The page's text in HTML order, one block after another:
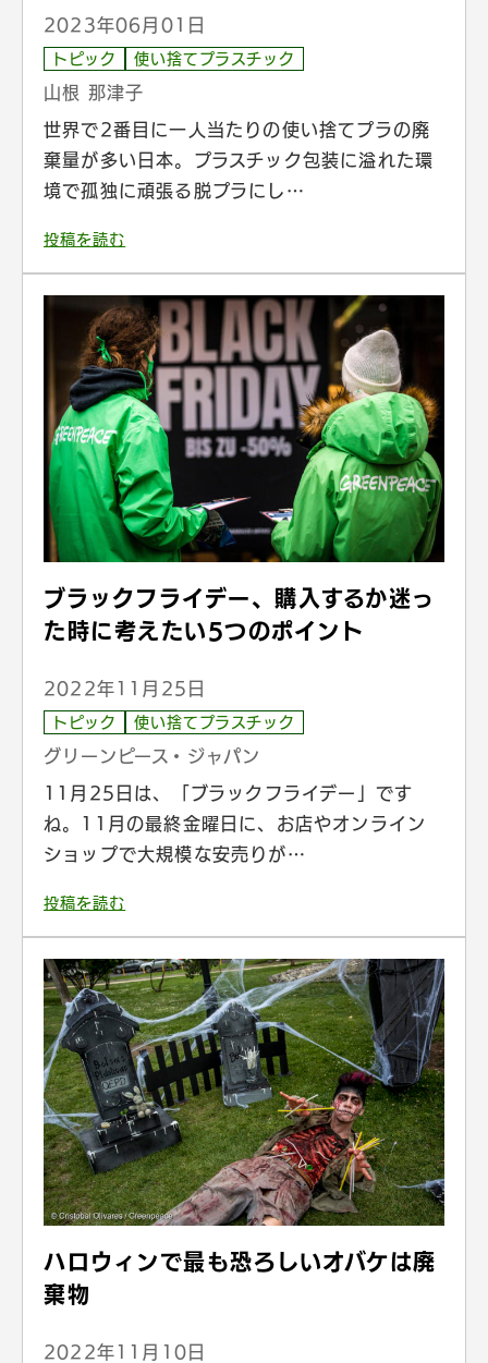
2023年06月01日
トピック 使い捨てプラスチック
山根 那津子
世界で2番目に一人当たりの使い捨てプラの廃
棄量が多い日本。プラスチック包装に溢れた環
境で孤独に頑張る脱プラにし…
投稿を読む
ブラックフライデー、購入するか迷っ
た時に考えたい5つのポイント
2022年11月25日
トピック 使い捨てプラスチック
グリーンピース・ジャパン
11月25日は、「ブラックフライデー」です
ね。11月の最終金曜日に、お店やオンライン
ショップで大規模な安売りが…
投稿を読む
ハロウィンで最も恐ろしいオバケは廃
棄物
2022年11月10日